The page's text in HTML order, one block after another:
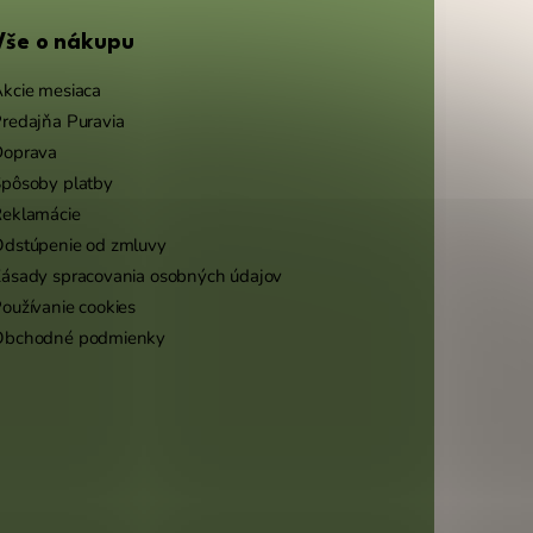
o nákupu
mesiaca
Puravia
platby
od zmluvy
spracovania osobných údajov
cookies
podmienky